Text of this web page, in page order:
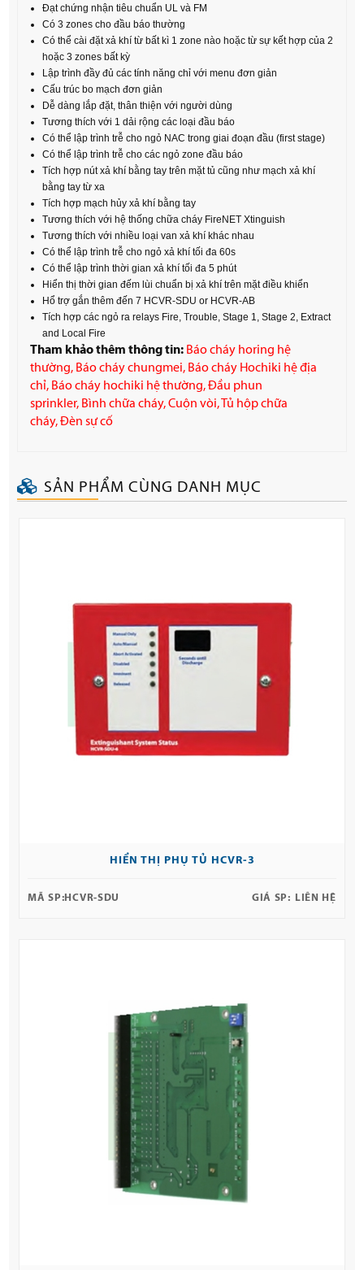
Đạt chứng nhận tiêu chuẩn UL và FM
Có 3 zones cho đầu báo thường
Có thể cài đặt xả khí từ bất kì 1 zone nào hoặc từ sự kết hợp của 2
hoặc 3 zones bất kỳ
Lập trình đầy đủ các tính năng chỉ với menu đơn giản
Cấu trúc bo mạch đơn giản
Dễ dàng lắp đặt, thân thiện với người dùng
Tương thích với 1 dải rộng các loại đầu báo
Có thể lập trình trễ cho ngỏ NAC trong giai đoạn đầu (first stage)
Có thể lập trình trễ cho các ngỏ zone đầu báo
Tích hợp nút xả khí bằng tay trên mặt tủ cũng như mạch xả khí
bằng tay từ xa
Tích hợp mạch hủy xả khí bằng tay
Tương thích với hệ thống chữa cháy FireNET Xtinguish
Tương thích với nhiều loại van xả khí khác nhau
Có thể lập trình trễ cho ngỏ xả khí tối đa 60s
Có thể lập trình thời gian xả khí tối đa 5 phút
Hiển thị thời gian đếm lùi chuẩn bị xả khí trên mặt điều khiển
Hổ trợ gắn thêm đến 7 HCVR-SDU or HCVR-AB
Tích hợp các ngỏ ra relays Fire, Trouble, Stage 1, Stage 2, Extract
and Local Fire
Tham khảo thêm thông tin: Báo cháy horing hệ
thường, Báo cháy chungmei, Báo cháy Hochiki hệ địa
chỉ, Báo cháy hochiki hệ thường,Đầu phun
sprinkler, Bình chữa cháy,Cuộn vòi,
Tủ hộp chữa
cháy,Đèn sự cố
SẢN PHẨM CÙNG DANH MỤC
HIỂN THỊ PHỤ TỦ HCVR-3
MÃ SP: HCVR-SDU GIÁ SP: LIÊN HỆ